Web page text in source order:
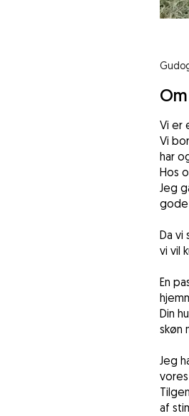
Vi er
Vi
har
Hos
Jeg
gode
Da vi
vi vil
En
Din
skøn
Jeg
af